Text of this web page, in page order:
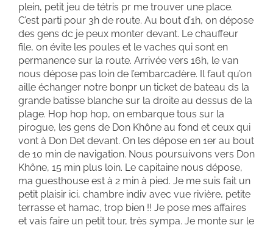
plein, petit jeu de tétris pr me trouver une place.
C’est parti pour 3h de route. Au bout d’1h, on dépose
des gens dc je peux monter devant. Le chauffeur
file, on évite les poules et le vaches qui sont en
permanence sur la route. Arrivée vers 16h, le van
nous dépose pas loin de l’embarcadère. Il faut qu’on
aille échanger notre bonpr un ticket de bateau ds la
grande batisse blanche sur la droite au dessus de la
plage. Hop hop hop, on embarque tous sur la
pirogue, les gens de Don Khône au fond et ceux qui
vont à Don Det devant. On les dépose en 1er au bout
de 10 min de navigation. Nous poursuivons vers Don
Khône, 15 min plus loin. Le capitaine nous dépose,
ma guesthouse est à 2 min à pied. Je me suis fait un
petit plaisir ici, chambre indiv avec vue rivière, petite
terrasse et hamac, trop bien !! Je pose mes affaires
et vais faire un petit tour, très sympa. Je monte sur le